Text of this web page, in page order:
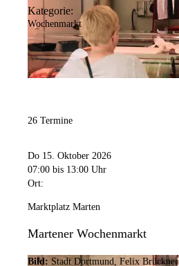
Kategorie:
Wochenmarkt
26 Termine
Do 15. Oktober 2026
07:00 bis 13:00 Uhr
Ort:
Marktplatz Marten
Martener Wochenmarkt
Bild: Stadt Dortmund, Felix Brückner